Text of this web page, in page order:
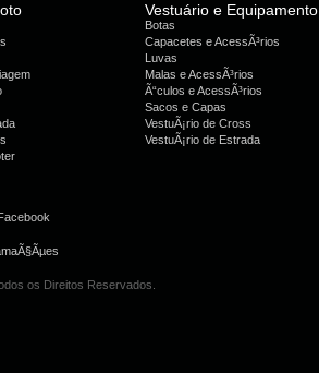
Vestuário e Equipamento
Botas
Capacetes e AcessÃ³rios
Luvas
Malas e AcessÃ³rios
Ã“culos e AcessÃ³rios
Sacos e Capas
VestuÃ¡rio de Cross
VestuÃ¡rio de Estrada
os Direitos Reservados.